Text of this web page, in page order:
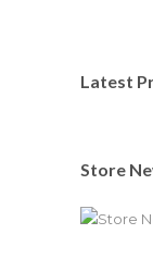
Latest
Store